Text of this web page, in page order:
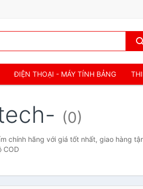
ĐIỆN THOẠI - MÁY TÍNH BẢNG
(0)
chính hãng với giá tốt nhất, giao hàng
COD